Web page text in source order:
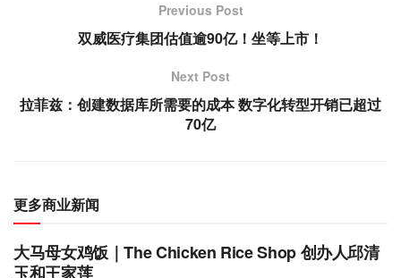
Previous Post
双威医疗集团估值逾90亿！坐等上市！
Next Post
拉菲兹：创建数据库所需要的成本 数字化转型开销已超过
70亿
更多商业新闻
大马母女鸡饭｜The Chicken Rice Shop 创办人邱清
玉和王家莲